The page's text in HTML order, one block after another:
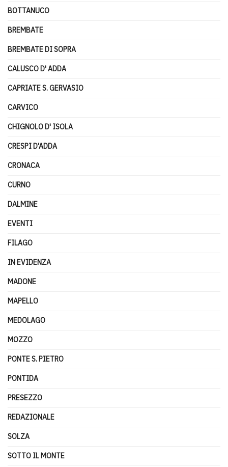
BOTTANUCO
BREMBATE
BREMBATE DI SOPRA
CALUSCO D' ADDA
CAPRIATE S. GERVASIO
CARVICO
CHIGNOLO D' ISOLA
CRESPI D'ADDA
CRONACA
CURNO
DALMINE
EVENTI
FILAGO
IN EVIDENZA
MADONE
MAPELLO
MEDOLAGO
MOZZO
PONTE S. PIETRO
PONTIDA
PRESEZZO
REDAZIONALE
SOLZA
SOTTO IL MONTE